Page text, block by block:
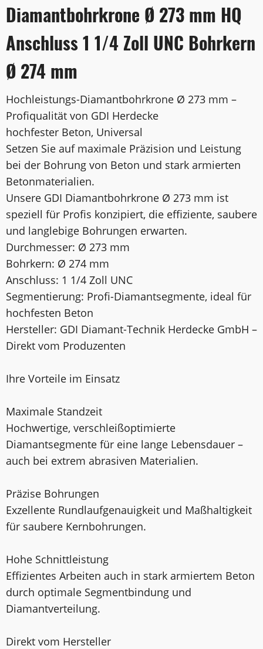
Diamantbohrkrone Ø 273 mm HQ
Anschluss 1 1/4 Zoll UNC Bohrkern
Ø 274 mm
Hochleistungs-Diamantbohrkrone Ø 273 mm –
Profiqualität von GDI Herdecke
hochfester Beton, Universal
Setzen Sie auf maximale Präzision und Leistung
bei der Bohrung von Beton und stark armierten
Betonmaterialien.
Unsere GDI Diamantbohrkrone Ø 273 mm ist
speziell für Profis konzipiert, die effiziente, saubere
und langlebige Bohrungen erwarten.
Durchmesser: Ø 273 mm
Bohrkern: Ø 274 mm
Anschluss: 1 1/4 Zoll UNC
Segmentierung: Profi-Diamantsegmente, ideal für
hochfesten Beton
Hersteller: GDI Diamant-Technik Herdecke GmbH –
Direkt vom Produzenten
Ihre Vorteile im Einsatz
Maximale Standzeit
Hochwertige, verschleißoptimierte
Diamantsegmente für eine lange Lebensdauer –
auch bei extrem abrasiven Materialien.
Präzise Bohrungen
Exzellente Rundlaufgenauigkeit und Maßhaltigkeit
für saubere Kernbohrungen.
Hohe Schnittleistung
Effizientes Arbeiten auch in stark armiertem Beton
durch optimale Segmentbindung und
Diamantverteilung.
Direkt vom Hersteller